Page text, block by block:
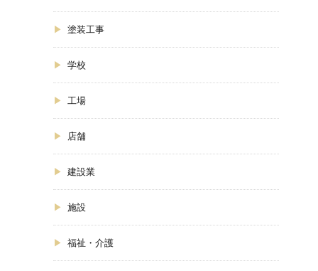
塗装工事
学校
工場
店舗
建設業
施設
福祉・介護